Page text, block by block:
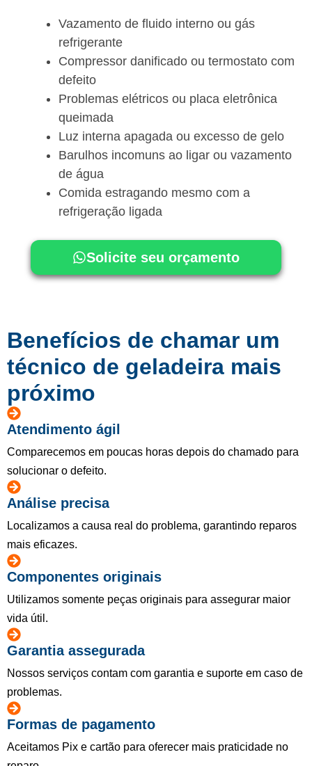
Vazamento de fluido interno ou gás
refrigerante
Compressor danificado ou termostato com
defeito
Problemas elétricos ou placa eletrônica
queimada
Luz interna apagada ou excesso de gelo
Barulhos incomuns ao ligar ou vazamento
de água
Comida estragando mesmo com a
refrigeração ligada
Solicite seu orçamento
Benefícios de chamar um
técnico de geladeira mais
próximo
Atendimento ágil
Comparecemos em poucas horas depois do chamado para
solucionar o defeito.
Análise precisa
Localizamos a causa real do problema, garantindo reparos
mais eficazes.
Componentes originais
Utilizamos somente peças originais para assegurar maior
vida útil.
Garantia assegurada
Nossos serviços contam com garantia e suporte em caso de
problemas.
Formas de pagamento
Aceitamos Pix e cartão para oferecer mais praticidade no